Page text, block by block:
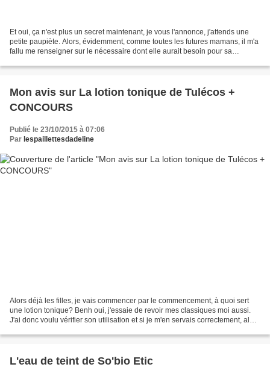
Et oui, ça n'est plus un secret maintenant, je vous l'annonce, j'attends une
petite paupiète. Alors, évidemment, comme toutes les futures mamans, il m'a
fallu me renseigner sur le nécessaire dont elle aurait besoin pour sa
Mon avis sur La lotion tonique de Tulécos +
CONCOURS
Publié le 23/10/2015 à 07:06
Par lespaillettesdadeline
Alors déjà les filles, je vais commencer par le commencement, à quoi sert
une lotion tonique? Benh oui, j'essaie de revoir mes classiques moi aussi.
J'ai donc voulu vérifier son utilisation et si je m'en servais correctement, alors
L'eau de teint de So'bio Etic